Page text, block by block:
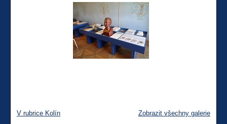
V rubrice Kolín Zobrazit všechny galerie